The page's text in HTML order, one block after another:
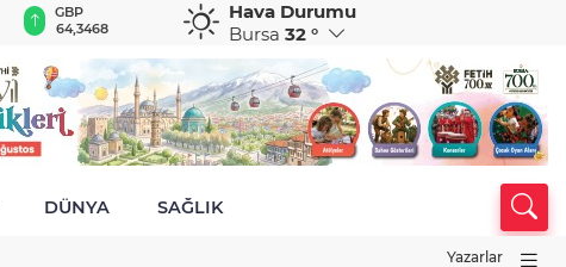
GBP
64,3468
CHF
59,0083
CAD
34,1883
Hava Durumu
Bursa 32 °
DÜNYA SAĞLIK
Yazarlar